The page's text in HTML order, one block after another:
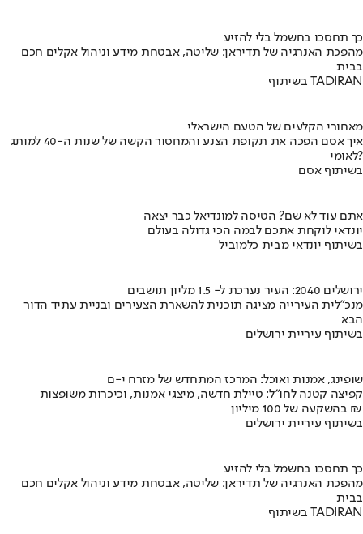
כך תחסכו בחשמל בלי להזיע
מהפכת האנרגיה של תדיראן: שליטה, אבטחת מידע וניהול אקלים חכם
בבית
בשיתוף TADIRAN
מאחורי הקלעים של הטעם הישראלי
איך אסם הפכה את תקופת הצנע והמחסור הקשה של שנות ה-40 למותג
לאומי?
בשיתוף אסם
אתם עוד לא שם? הטיסה למונדיאל כבר יצאה
יונדאי לוקחת אתכם לבמה הכי גדולה בעולם
בשיתוף יונדאי מבית כלמוביל
ירושלים 2040: העיר נערכת ל- 1.5 מליון תושבים
מנכ"לית העירייה מציגה תוכנית להשארת הצעירים ובניית עתיד הדור
הבא
בשיתוף עיריית ירושלים
שופינג, אמנות ואוכל: המרכז המתחדש של מזרח י-ם
קפיצה קטנה לחו"ל: טיילת חדשה, מיצגי אמנות, וכיכרות משופצות
בהשקעה של 100 מיליון ₪
בשיתוף עיריית ירושלים
כך תחסכו בחשמל בלי להזיע
מהפכת האנרגיה של תדיראן: שליטה, אבטחת מידע וניהול אקלים חכם
בבית
בשיתוף TADIRAN